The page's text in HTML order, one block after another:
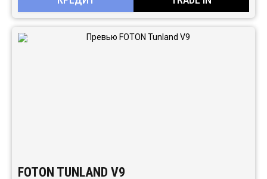
FOTON TUNLAND V9